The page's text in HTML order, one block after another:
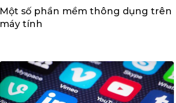
Một số phần mềm thông dụng trên
máy tính